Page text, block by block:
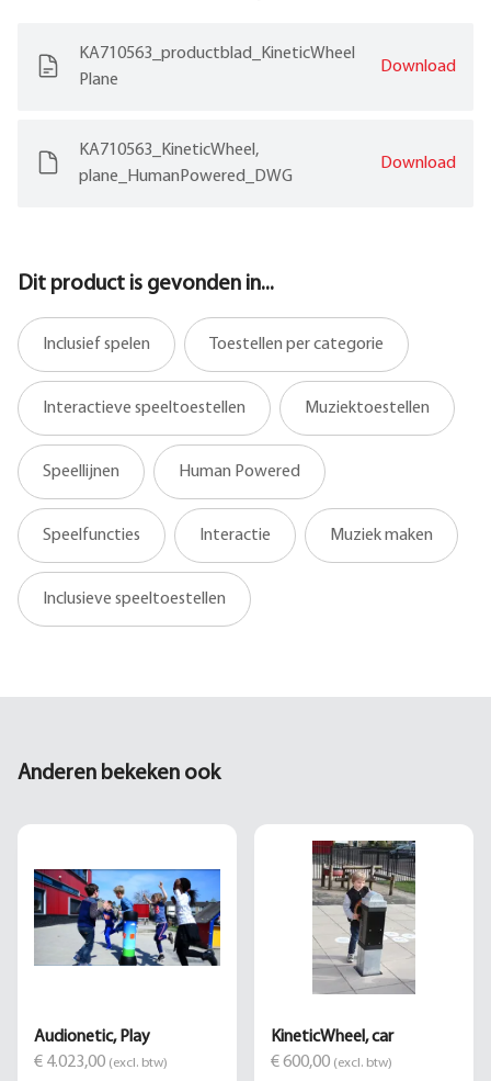
KA710563_productblad_KineticWheel
Plane
Download
KA710563_KineticWheel,
plane_HumanPowered_DWG
Download
Dit product is gevonden in...
Inclusief spelen Toestellen per categorie
Interactieve speeltoestellen Muziektoestellen
Speellijnen Human Powered
Speelfuncties Interactie Muziek maken
Inclusieve speeltoestellen
Anderen bekeken ook
Audionetic, Play
€ 4.023,00 (excl. btw)
KineticWheel, car
€ 600,00 (excl. btw)